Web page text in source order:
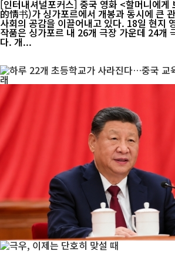
[인터내셔널포커스] 중국 영화 <할머니에
的情书)가 싱가포르에서 개봉과 동시에 큰
사회의 공감을 이끌어내고 있다. 18일 현지 영화업계에 따르면 이
작품은 싱가포르 내 26개 극장 가운데 24개
다. 개...